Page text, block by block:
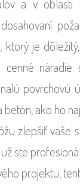
a v oblasti
ktorý je
cenné
povrchovú
betón, ako ho
zlepšiť vaše
už ste
projektu,